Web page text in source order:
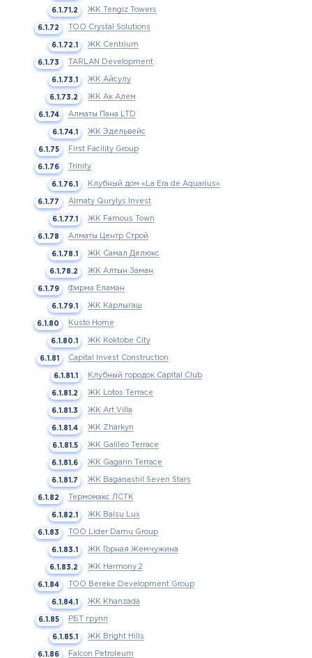
ЖК Tengiz Towers
ТОО Crystal Solutions
ЖК Centrium
TARLAN Development
ЖК Айсулу
ЖК Ак Алем
Алматы Пана LTD
ЖК Эдельвейс
First Facility Group
Trinity
Клубный дом «La Era de Aquarius»
Almaty Qurylys Invest
ЖК Famous Town
Алматы Центр Строй
ЖК Самал Делюкс
ЖК Алтын Заман
Фирма Еламан
ЖК Карлыгаш
Kusto Home
ЖК Koktobe City
Capital Invest Construction
Клубный городок Capital Club
ЖК Lotos Terrace
ЖК Art Villa
ЖК Zharkyn
ЖК Galileo Terrace
ЖК Gagarin Terrace
ЖК Baganashil Seven Stars
Термомакс ЛСТК
ЖК Balsu Lux
ТОО Lider Damu Group
ЖК Горная Жемчужина
ЖК Harmony 2
ТОО Bereke Development Group
ЖК Khanzada
РБТ групп
ЖК Bright Hills
Falcon Petroleum